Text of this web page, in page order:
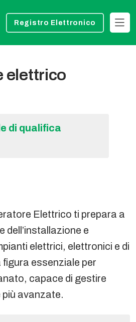
Registro Elettronico
elettrico
di qualifica
Elettrico ti prepara a
dell’installazione e
elettrici, elettronici e di
essenziale per
capace di gestire
avanzate.